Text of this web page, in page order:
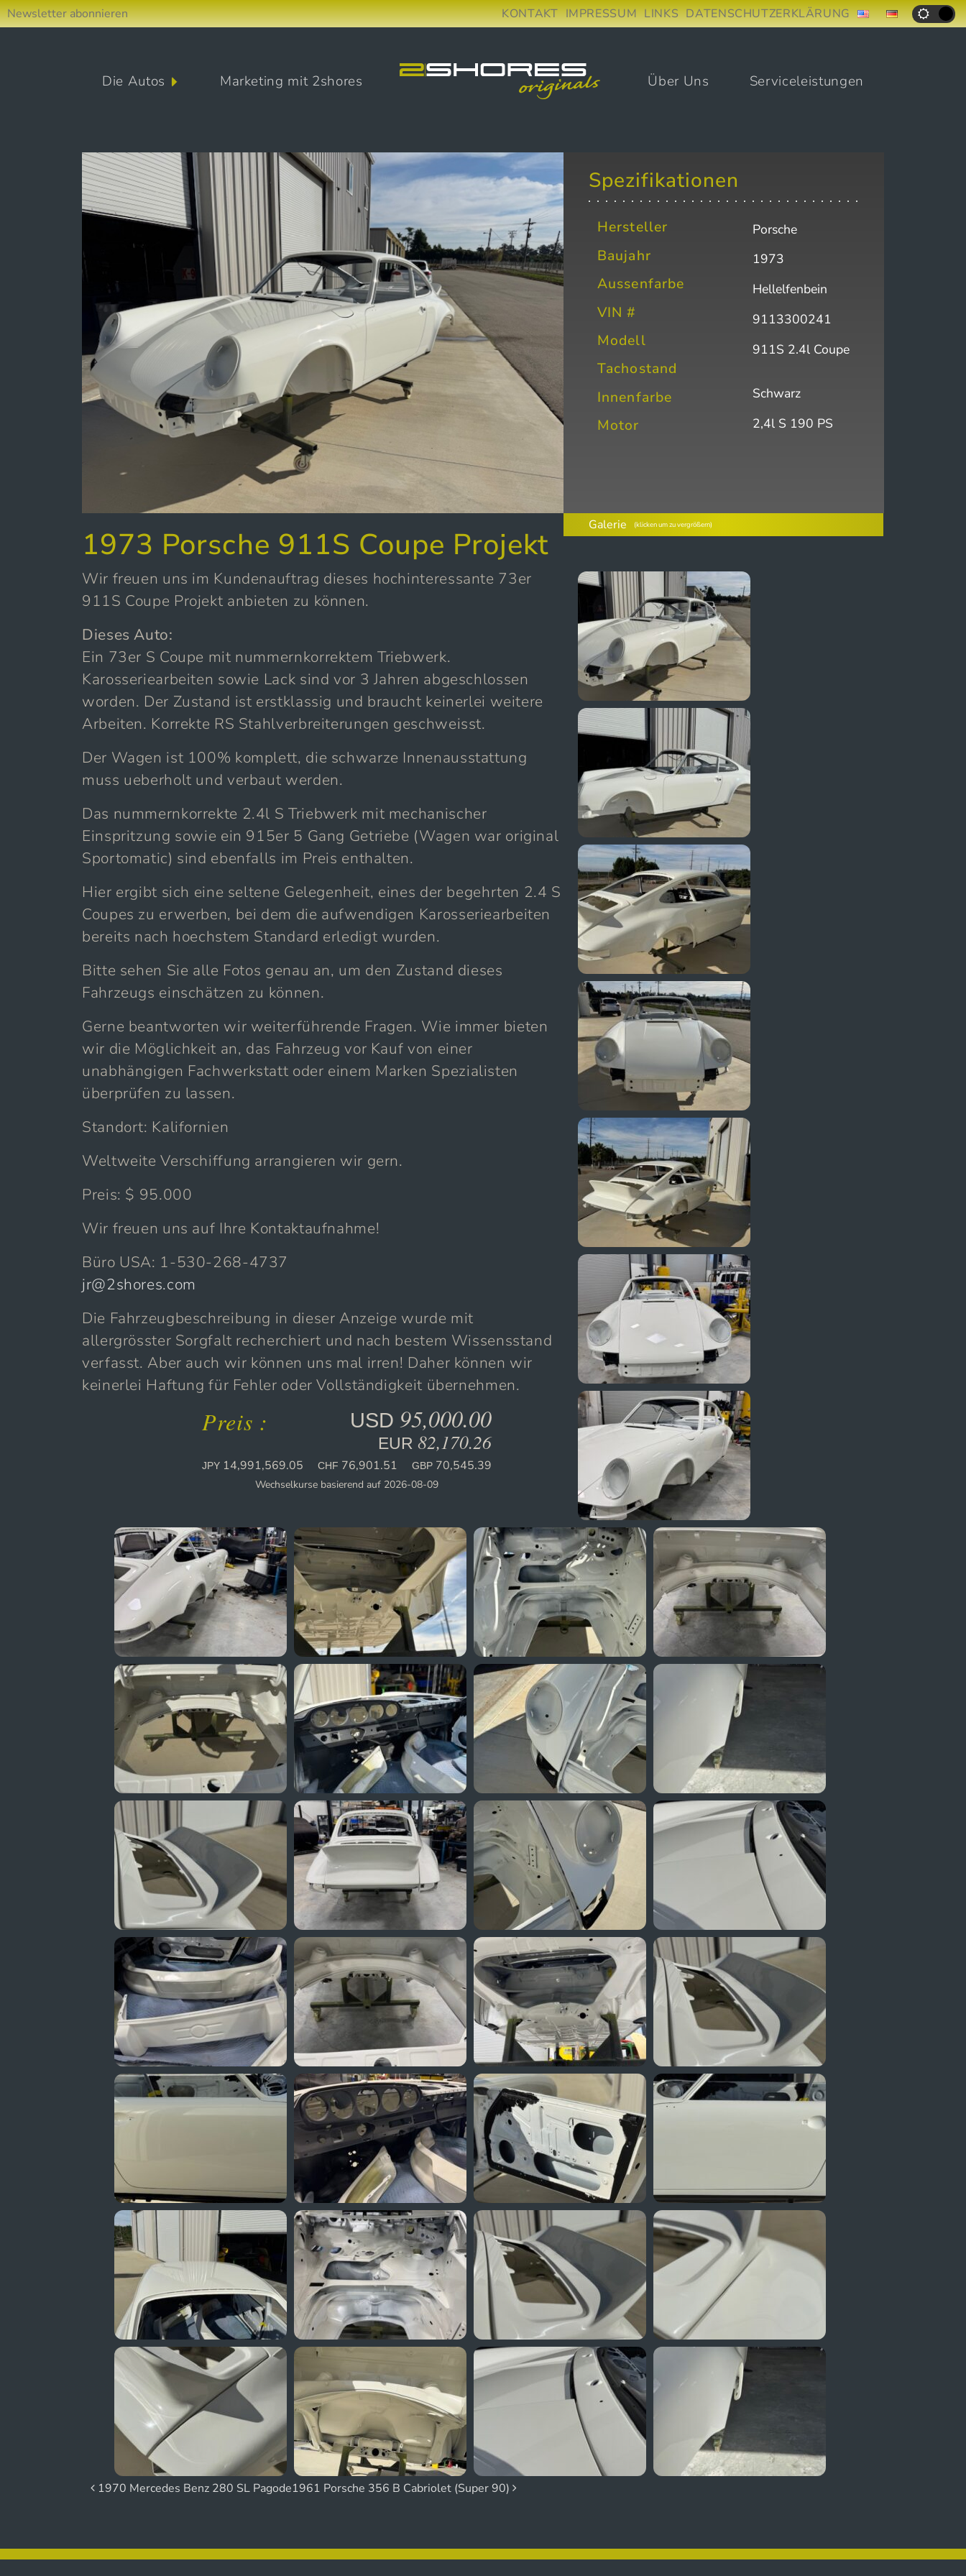
Newsletter abonnieren KONTAKT IMPRESSUM LINKS DATENSCHUTZERKLÄRUNG
Hauptnavigation
Die Autos Marketing mit 2shores Über Uns Serviceleistungen
Spezifikationen
Hersteller
Baujahr
Aussenfarbe
VIN #
Modell
Tachostand
Innenfarbe
Motor
Porsche
1973
Hellelfenbein
9113300241
911S 2.4l Coupe
Schwarz
2,4l S 190 PS
1973 Porsche 911S Coupe Projekt
Wir freuen uns im Kundenauftrag dieses hochinteressante 73er
911S Coupe Projekt anbieten zu können.
Dieses Auto:
Ein 73er S Coupe mit nummernkorrektem Triebwerk.
Karosseriearbeiten sowie Lack sind vor 3 Jahren abgeschlossen
worden. Der Zustand ist erstklassig und braucht keinerlei weitere
Arbeiten. Korrekte RS Stahlverbreiterungen geschweisst.
Der Wagen ist 100% komplett, die schwarze Innenausstattung
muss ueberholt und verbaut werden.
Das nummernkorrekte 2.4l S Triebwerk mit mechanischer
Einspritzung sowie ein 915er 5 Gang Getriebe (Wagen war original
Sportomatic) sind ebenfalls im Preis enthalten.
Hier ergibt sich eine seltene Gelegenheit, eines der begehrten 2.4 S
Coupes zu erwerben, bei dem die aufwendigen Karosseriearbeiten
bereits nach hoechstem Standard erledigt wurden.
Bitte sehen Sie alle Fotos genau an, um den Zustand dieses
Fahrzeugs einschätzen zu können.
Gerne beantworten wir weiterführende Fragen. Wie immer bieten
wir die Möglichkeit an, das Fahrzeug vor Kauf von einer
unabhängigen Fachwerkstatt oder einem Marken Spezialisten
überprüfen zu lassen.
Standort: Kalifornien
Weltweite Verschiffung arrangieren wir gern.
Preis: $ 95.000
Wir freuen uns auf Ihre Kontaktaufnahme!
Büro USA: 1-530-268-4737
jr@2shores.com
Die Fahrzeugbeschreibung in dieser Anzeige wurde mit
allergrösster Sorgfalt recherchiert und nach bestem Wissensstand
verfasst. Aber auch wir können uns mal irren! Daher können wir
keinerlei Haftung für Fehler oder Vollständigkeit übernehmen.
Preis : USD 95,000.00
EUR 82,170.26
GBP70,545.39
CHF 76,901.51
JPY14,991,569.05
Wechselkurse basierend auf 2026-08-09
Galerie (klicken um zu vergrößern)
Beitrags-Navigation
1970 Mercedes Benz 280 SL Pagode1961 Porsche 356 B Cabriolet (Super 90)